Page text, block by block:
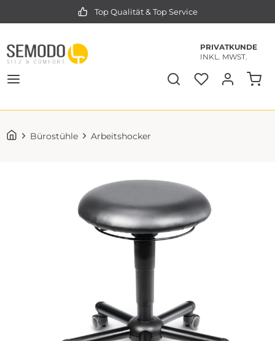
Top Qualität & Top Service
PRIVATKUNDE
INKL. MWST.
Bürostühle Arbeitshocker